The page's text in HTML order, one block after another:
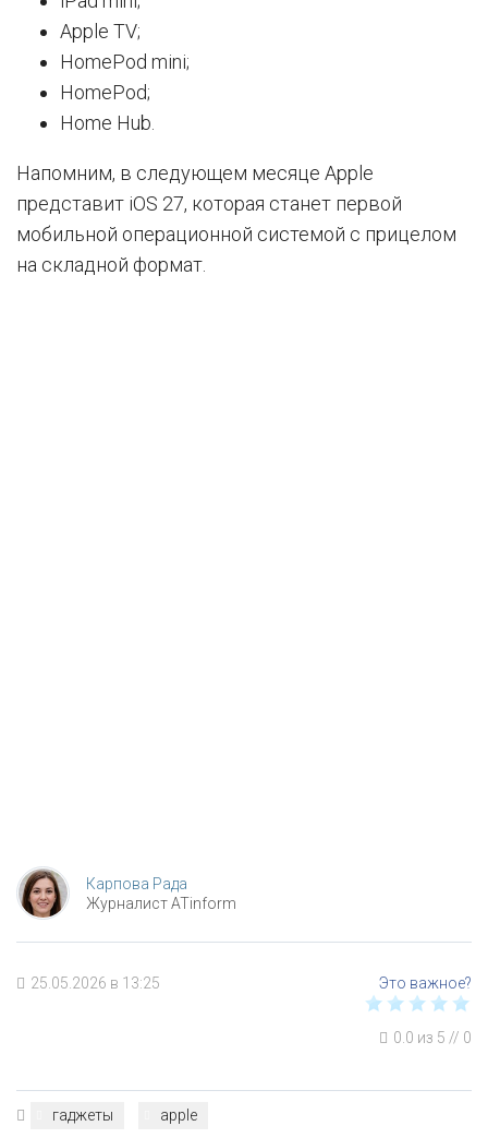
Apple TV;
HomePod mini;
HomePod;
Home Hub.
Напомним, в следующем месяце Apple
представит iOS 27, которая станет первой
мобильной операционной системой с прицелом
на складной формат.
Карпова Рада
Журналист ATinform
25.05.2026 в 13:25
0.0 из 5 // 0
гаджеты apple